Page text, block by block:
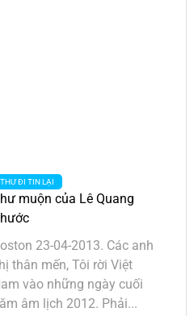
THƯ ĐI TIN LẠI
muộn của Lê Quang
23-04-2013. Các anh
thân mến, Tôi rời Việt
vào những ngày cuối
âm lịch 2012. Phải...